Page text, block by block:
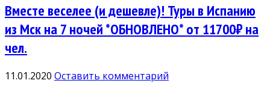
Вместе веселее (и дешевле)! Туры в Испанию
из Мск на 7 ночей *ОБНОВЛЕНО* от 11700₽ на
чел.
11.01.2020 Оставить комментарий